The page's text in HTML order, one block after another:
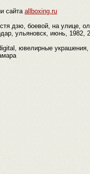
сайта allboxing.ru
дзю, боевой, на улице,
ульяновск, июнь, 1982,
ювелирные